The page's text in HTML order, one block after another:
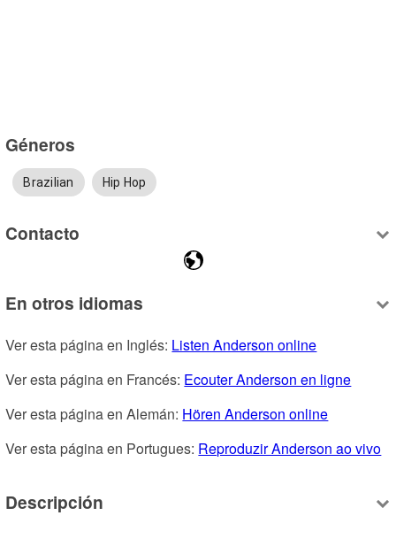
Géneros
Brazilian Hip Hop
Contacto
En otros idiomas
Ver esta página en Inglés: Listen Anderson online
Ver esta página en Francés: Ecouter Anderson en ligne
Ver esta página en Alemán: Hören Anderson online
Ver esta página en Portugues: Reproduzir Anderson ao vivo
Descripción